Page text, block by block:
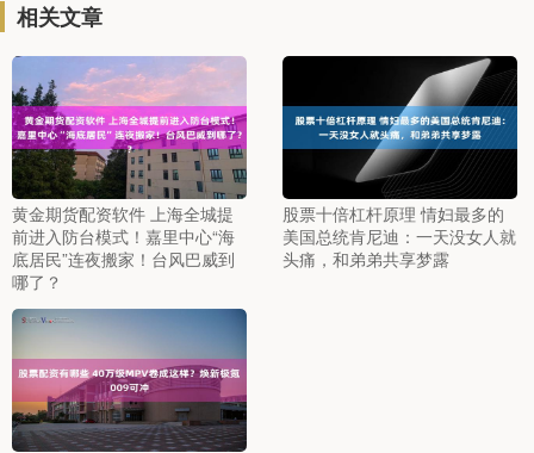
相关文章
黄金期货配资软件 上海全城提
前进入防台模式！嘉里中心“海
底居民”连夜搬家！台风巴威到
哪了？
股票十倍杠杆原理 情妇最多的
美国总统肯尼迪：一天没女人就
头痛，和弟弟共享梦露